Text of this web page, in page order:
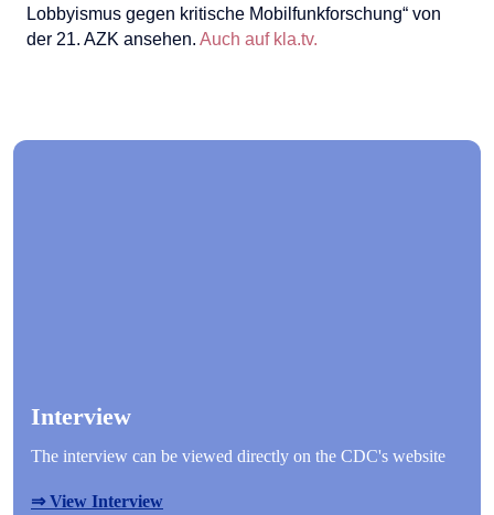
Lobbyismus gegen kritische Mobilfunkforschung“ von
der 21. AZK ansehen. Auch auf kla.tv.
Interview
The interview can be viewed directly on the CDC's website
⇒ View Interview